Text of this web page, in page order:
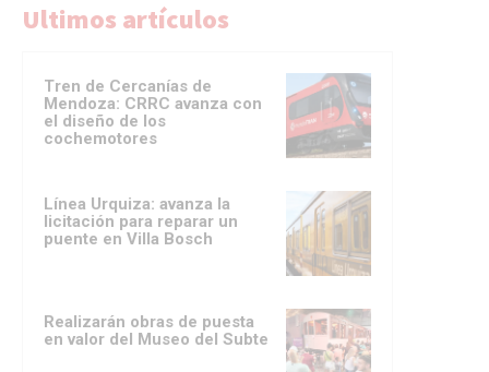
Ultimos artículos
Tren de Cercanías de
Mendoza: CRRC avanza con
el diseño de los
cochemotores
Línea Urquiza: avanza la
licitación para reparar un
puente en Villa Bosch
Realizarán obras de puesta
en valor del Museo del Subte